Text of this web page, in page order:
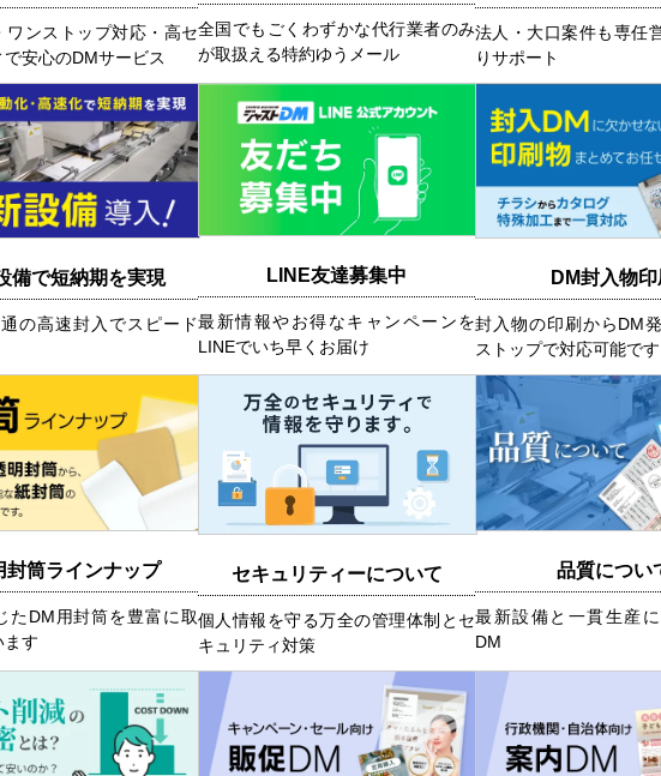
ワンストップ対応・高セ
で安心のDMサービス
全国でもごくわずかな代行業者のみ
が取扱える特約ゆうメール
法人・大口案件も専任
りサポート
備で短納期を実現
の高速封入でスピード
LINE友達募集中
最新情報やお得なキャンペーンを
LINEでいち早くお届け
DM封入物印
封入物の印刷からDM
ストップで対応可能です
封筒ラインナップ
たDM用封筒を豊富に取
ます
セキュリティーについて
個人情報を守る万全の管理体制とセ
キュリティ対策
品質につい
最新設備と一貫生産
DM